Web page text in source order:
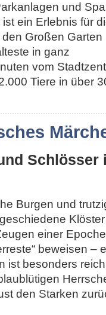
und
ein Erlebnis für
Großen Garten
in ganz
vom
Tiere in über
Schlösser
Burgen und
einer
beweisen –
ist besonders
den Starken